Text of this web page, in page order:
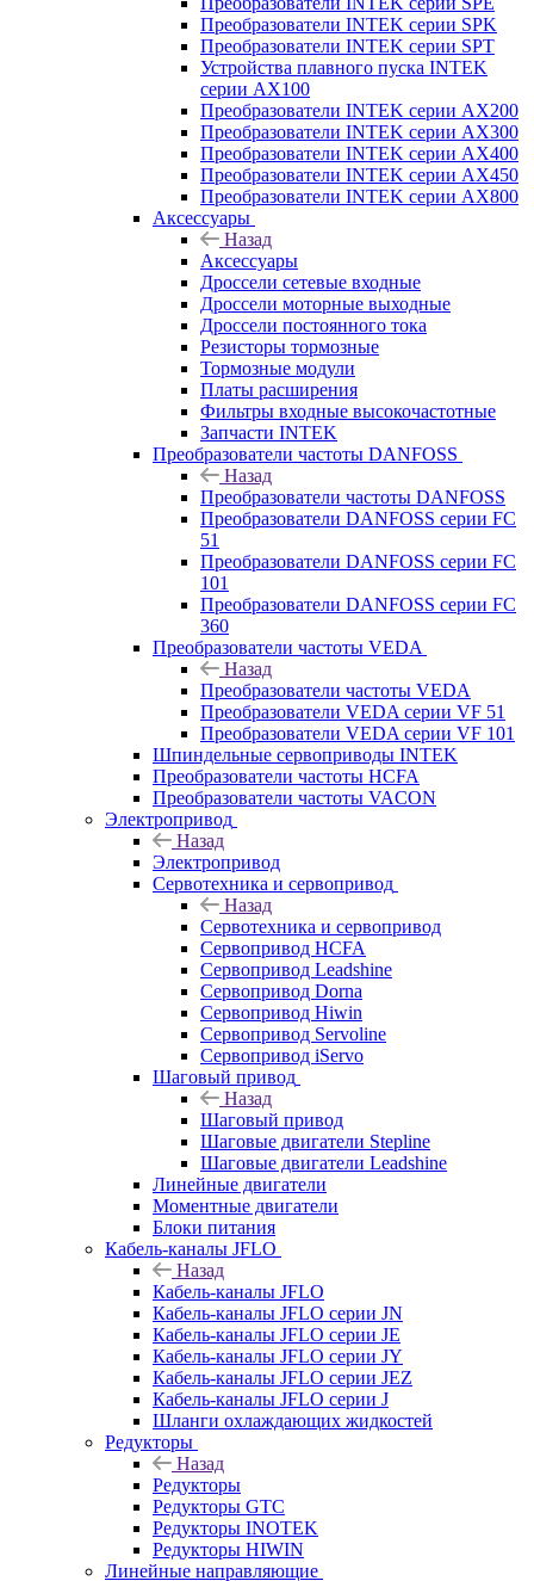
Преобразователи INTEK серии SPK
Преобразователи INTEK серии SPT
Устройства плавного пуска INTEK
серии AX100
Преобразователи INTEK серии AX200
Преобразователи INTEK серии AX300
Преобразователи INTEK серии AX400
Преобразователи INTEK серии AX450
Преобразователи INTEK серии AX800
Аксессуары
Назад
Аксессуары
Дроссели сетевые входные
Дроссели моторные выходные
Дроссели постоянного тока
Резисторы тормозные
Тормозные модули
Платы расширения
Фильтры входные высокочастотные
Запчасти INTEK
Преобразователи частоты DANFOSS
Назад
Преобразователи частоты DANFOSS
Преобразователи DANFOSS серии FC
51
Преобразователи DANFOSS серии FC
101
Преобразователи DANFOSS серии FC
360
Преобразователи частоты VEDA
Назад
Преобразователи частоты VEDA
Преобразователи VEDA серии VF 51
Преобразователи VEDA серии VF 101
Шпиндельные сервоприводы INTEK
Преобразователи частоты HCFA
Преобразователи частоты VACON
Электропривод
Назад
Электропривод
Сервотехника и сервопривод
Назад
Сервотехника и сервопривод
Сервопривод HCFA
Сервопривод Leadshine
Сервопривод Dorna
Сервопривод Hiwin
Сервопривод Servoline
Сервопривод iServo
Шаговый привод
Назад
Шаговый привод
Шаговые двигатели Stepline
Шаговые двигатели Leadshine
Линейные двигатели
Моментные двигатели
Блоки питания
Кабель-каналы JFLO
Назад
Кабель-каналы JFLO
Кабель-каналы JFLO серии JN
Кабель-каналы JFLO серии JE
Кабель-каналы JFLO серии JY
Кабель-каналы JFLO серии JEZ
Кабель-каналы JFLO серии J
Шланги охлаждающих жидкостей
Редукторы
Назад
Редукторы
Редукторы GTC
Редукторы INOTEK
Редукторы HIWIN
Линейные направляющие